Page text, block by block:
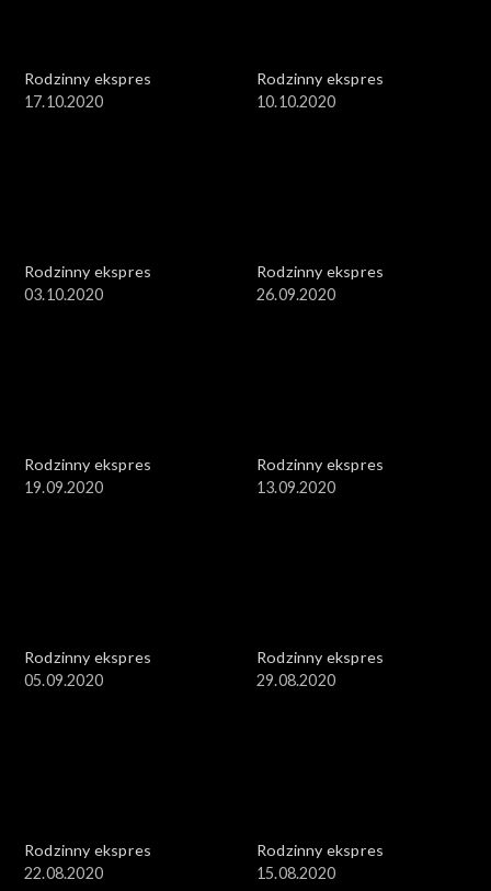
Rodzinny ekspres
17.10.2020
Rodzinny ekspres
10.10.2020
Rodzinny ekspres
03.10.2020
Rodzinny ekspres
26.09.2020
Rodzinny ekspres
19.09.2020
Rodzinny ekspres
13.09.2020
Rodzinny ekspres
05.09.2020
Rodzinny ekspres
29.08.2020
Rodzinny ekspres
22.08.2020
Rodzinny ekspres
15.08.2020